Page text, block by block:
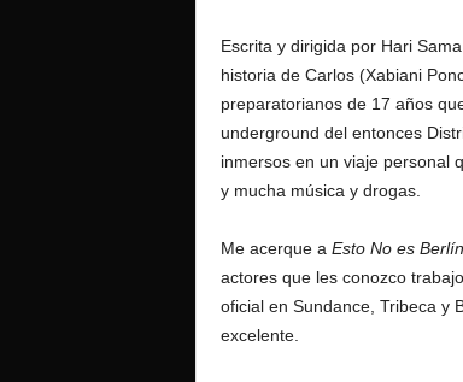
Escrita y dirigida por Hari
historia de Carlos (Xabiani
preparatorianos de 17 años
underground del entonces
inmersos en un viaje personal
y mucha música y drogas.
Me acerque a Esto No es Berlín
actores que les conozco
oficial en Sundance, Tribeca y
excelente.